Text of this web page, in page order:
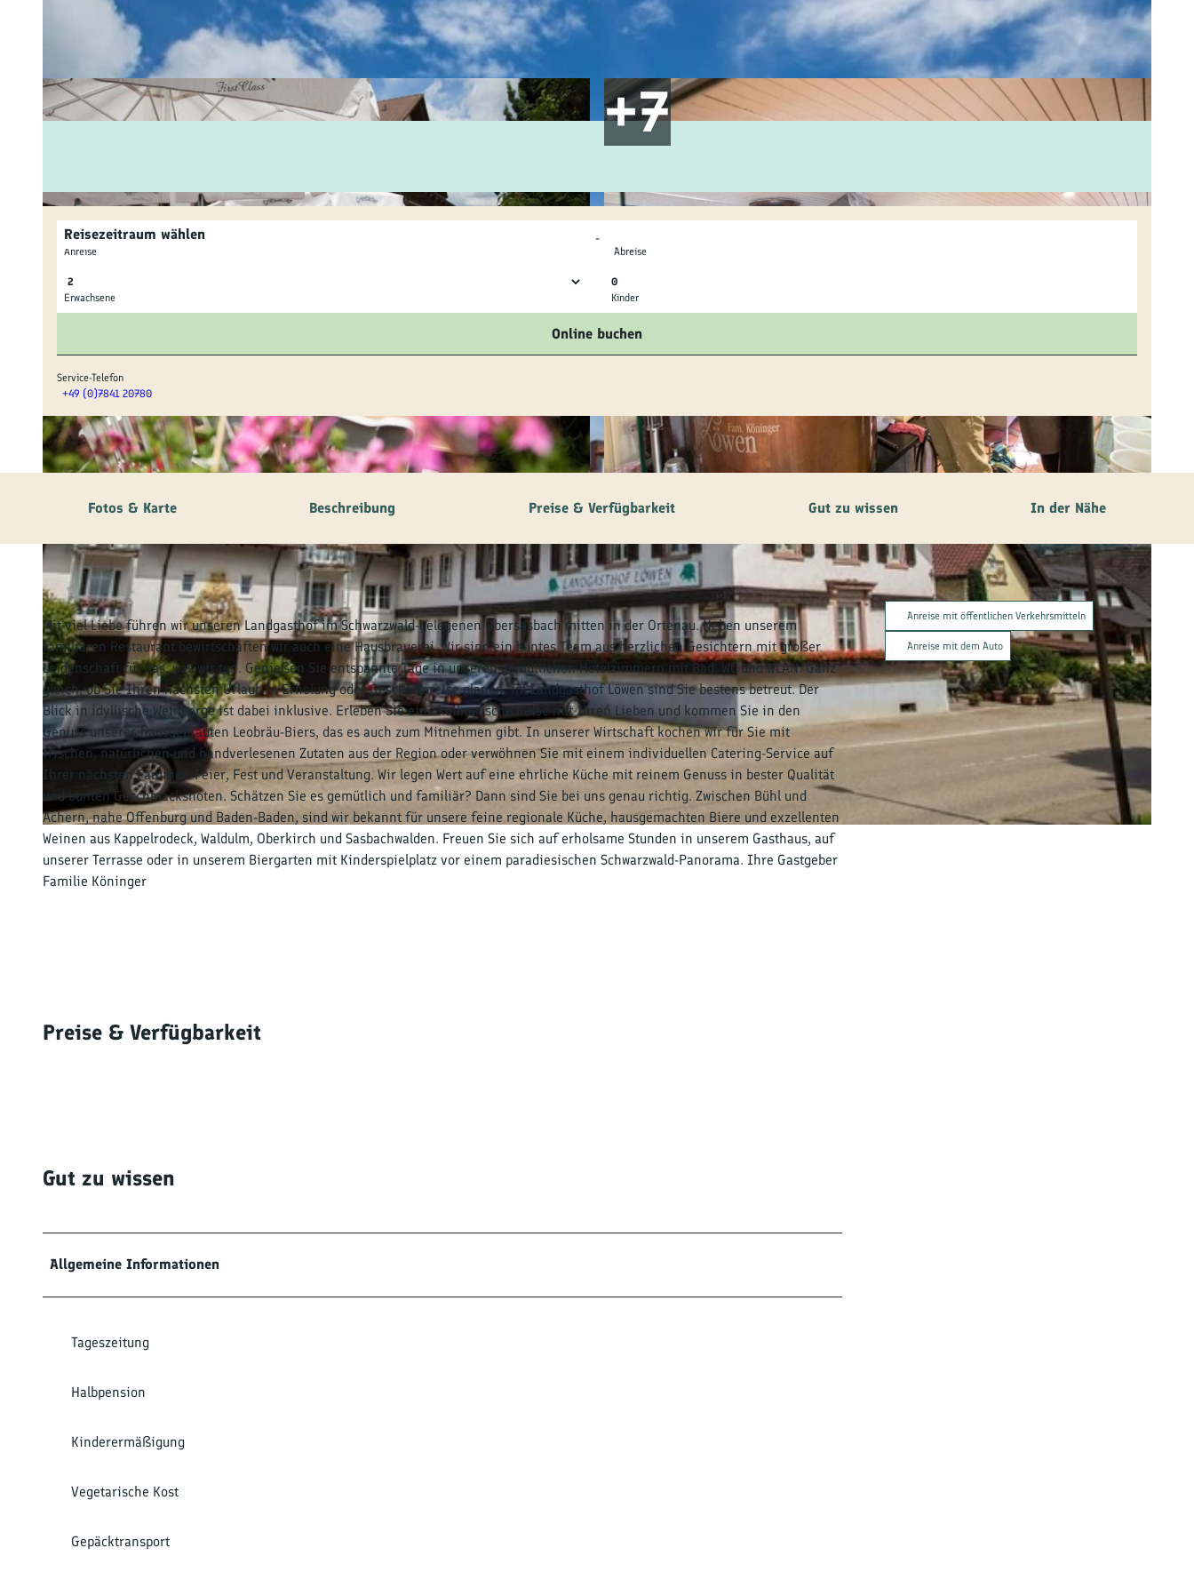
Familie
Aktivitäten
&
Erlebnisse
Brauchtum
Information
© tomas
Reisezeitraum wählen
Anreise
-
Abreise
Erwachsene
0
Kinder
Online buchen
Service-Telefon
+49 (0)7841 20780
Fotos & Karte Beschreibung Preise & Verfügbarkeit Gut zu wissen In der Nähe
Mit viel Liebe führen wir unseren Landgasthof im Schwarzwald-gelegenen Obersasbach mitten in der Ortenau. Neben unserem
familiären Restaurant bewirtschaften wir auch eine Hausbrauerei. Wir sind ein buntes Team aus herzlichen Gesichtern mit großer
Leidenschaft für das, was wir tun. Genießen Sie entspannte Tage in unseren gemütlichen Hotelzimmern mit Bad, WC und WLAN. Ganz
gleich, ob Sie Ihren nächsten Urlaub in Erholung oder Geschäftsreise planen, im Landgasthof Löwen sind Sie bestens betreut. Der
Blick in idyllische Weinberge ist dabei inklusive. Erleben Sie eine kulinarische Reise mit Ihren Lieben und kommen Sie in den
Genuss unseres hausgebrauten Leobräu-Biers, das es auch zum Mitnehmen gibt. In unserer Wirtschaft kochen wir für Sie mit
frischen, natürlichen und handverlesenen Zutaten aus der Region oder verwöhnen Sie mit einem individuellen Catering-Service auf
Ihrer nächsten Familien-Feier, Fest und Veranstaltung. Wir legen Wert auf eine ehrliche Küche mit reinem Genuss in bester Qualität
und bunten Geschmacksnoten. Schätzen Sie es gemütlich und familiär? Dann sind Sie bei uns genau richtig. Zwischen Bühl und
Achern, nahe Offenburg und Baden-Baden, sind wir bekannt für unsere feine regionale Küche, hausgemachten Biere und exzellenten
Weinen aus Kappelrodeck, Waldulm, Oberkirch und Sasbachwalden. Freuen Sie sich auf erholsame Stunden in unserem Gasthaus, auf
unserer Terrasse oder in unserem Biergarten mit Kinderspielplatz vor einem paradiesischen Schwarzwald-Panorama. Ihre Gastgeber
Familie Köninger
Preise & Verfügbarkeit
Gut zu wissen
Allgemeine Informationen
Tageszeitung
Halbpension
Kinderermäßigung
Vegetarische Kost
Gepäcktransport
Anreise mit öffentlichen Verkehrsmitteln
Anreise mit dem Auto